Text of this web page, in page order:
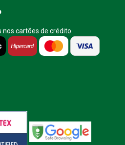
nos cartões de crédito